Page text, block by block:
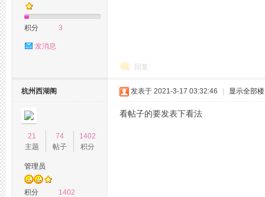
积分 3
发消息
回复
杭州西湖阁
21
主题
74
帖子
1402
积分
管理员
积分 1402
发表于 2021-3-17 03:32:46 显示全部
看帖子的要发表下看法